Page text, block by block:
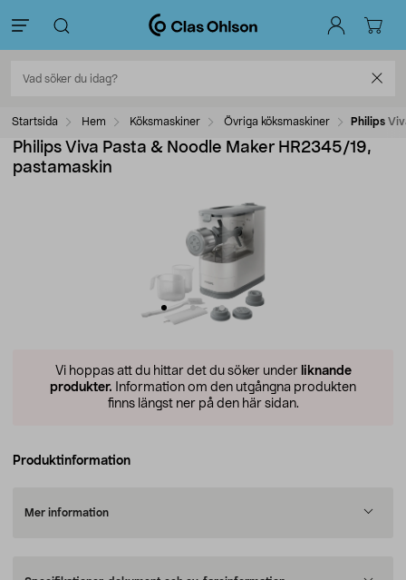
Startsida Hem Köksmaskiner Övriga köksmaskiner Philips
Philips Viva Pasta & Noodle Maker HR2345/19,
pastamaskin
Vi hoppas att du hittar det du söker under liknande
produkter. Information om den utgångna produkten
finns längst ner på den här sidan.
Produktinformation
Mer information